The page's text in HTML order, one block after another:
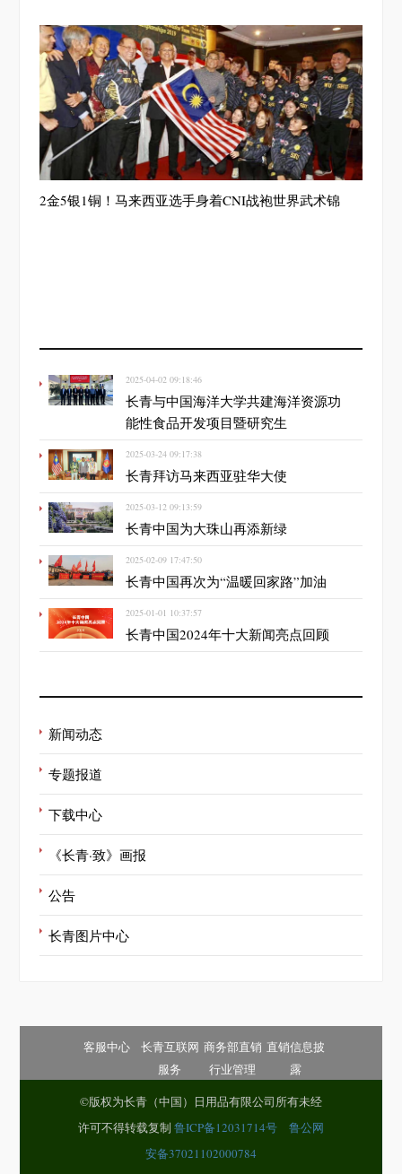
2金5银1铜！马来西亚选手身着CNI战袍世界武术锦
2025-04-02 09:18:46
长青与中国海洋大学共建海洋资源功
能性食品开发项目暨研究生
2025-03-24 09:17:38
长青拜访马来西亚驻华大使
2025-03-12 09:13:59
长青中国为大珠山再添新绿
2025-02-09 17:47:50
长青中国再次为“温暖回家路”加油
2025-01-01 10:37:57
长青中国2024年十大新闻亮点回顾
新闻动态
专题报道
下载中心
《长青·致》画报
公告
长青图片中心
客服中心
长青互联网
服务
商务部直销
行业管理
直销信息披
露
©版权为长青（中国）日用品有限公司所有未经
许可不得转载复制 鲁ICP备12031714号
鲁公网
安备37021102000784